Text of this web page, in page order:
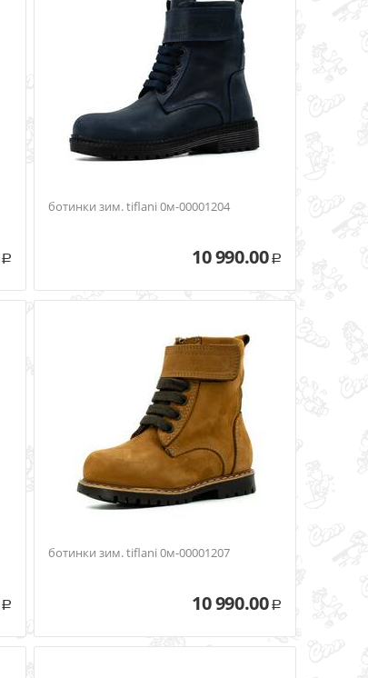
Р
ботинки зим. tiflani 0м-00001204
10 990.00 Р
Р
ботинки зим. tiflani 0м-00001207
10 990.00 Р